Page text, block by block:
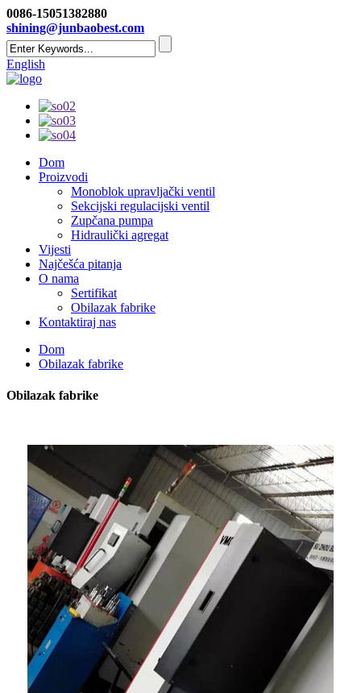
0086-15051382880
shining@junbaobest.com
English
Dom
Proizvodi
Monoblok upravljački ventil
Sekcijski regulacijski ventil
Zupčana pumpa
Hidraulički agregat
Vijesti
Najčešća pitanja
O nama
Sertifikat
Obilazak fabrike
Kontaktiraj nas
Dom
Obilazak fabrike
Obilazak fabrike